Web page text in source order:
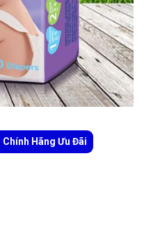
Chính Hãng Ưu Đãi